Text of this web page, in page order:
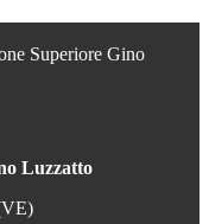
Superiore Gino
Luzzatto